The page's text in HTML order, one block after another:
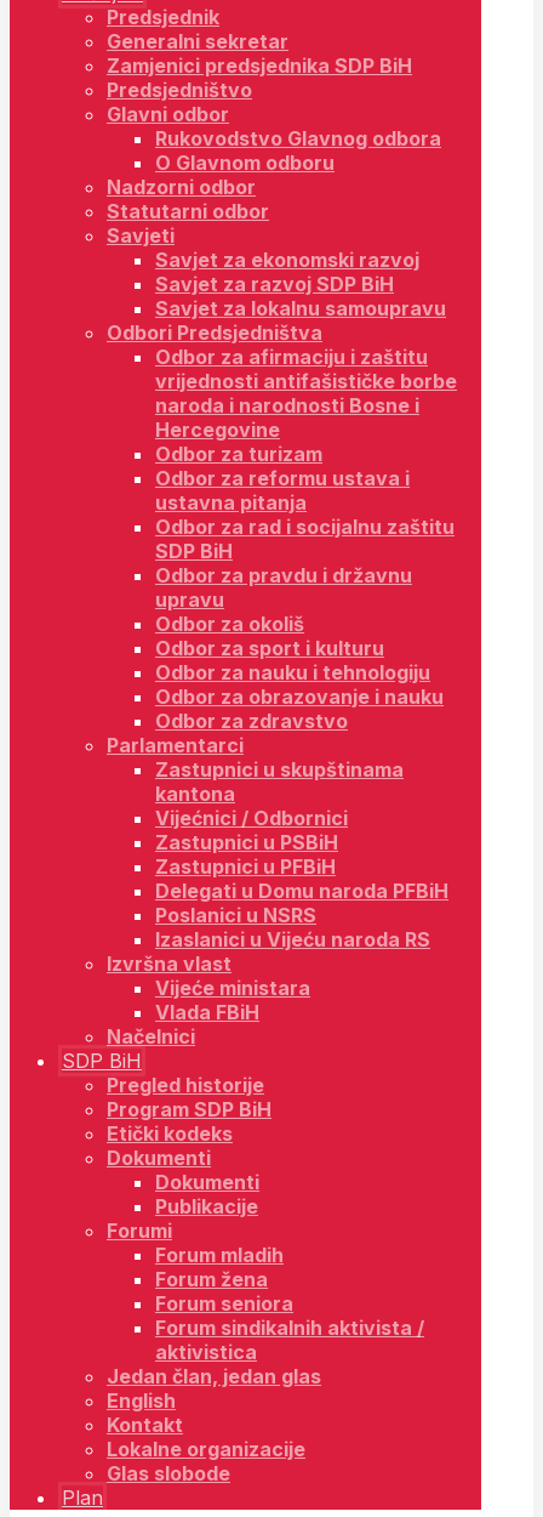
Predsjednik
Generalni sekretar
Zamjenici predsjednika SDP BiH
Predsjedništvo
Glavni odbor
Rukovodstvo Glavnog odbora
O Glavnom odboru
Nadzorni odbor
Statutarni odbor
Savjeti
Savjet za ekonomski razvoj
Savjet za razvoj SDP BiH
Savjet za lokalnu samoupravu
Odbori Predsjedništva
Odbor za afirmaciju i zaštitu
vrijednosti antifašističke borbe
naroda i narodnosti Bosne i
Hercegovine
Odbor za turizam
Odbor za reformu ustava i
ustavna pitanja
Odbor za rad i socijalnu zaštitu
SDP BiH
Odbor za pravdu i državnu
upravu
Odbor za okoliš
Odbor za sport i kulturu
Odbor za nauku i tehnologiju
Odbor za obrazovanje i nauku
Odbor za zdravstvo
Parlamentarci
Zastupnici u skupštinama
kantona
Vijećnici / Odbornici
Zastupnici u PSBiH
Zastupnici u PFBiH
Delegati u Domu naroda PFBiH
Poslanici u NSRS
Izaslanici u Vijeću naroda RS
Izvršna vlast
Vijeće ministara
Vlada FBiH
Načelnici
SDP BiH
Pregled historije
Program SDP BiH
Etički kodeks
Dokumenti
Dokumenti
Publikacije
Forumi
Forum mladih
Forum žena
Forum seniora
Forum sindikalnih aktivista /
aktivistica
Jedan član, jedan glas
English
Kontakt
Lokalne organizacije
Glas slobode
Plan